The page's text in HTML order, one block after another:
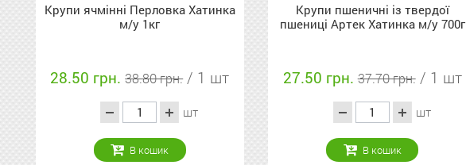
Крупи ячмінні Перловка Хатинка
м/у 1кг
28.50 грн.38.80 грн. / 1 шт
шт
В кошик
Крупи пшеничні із твердої
пшениці Артек Хатинка м/у 700г
27.50 грн.37.70 грн. / 1 шт
шт
В кошик